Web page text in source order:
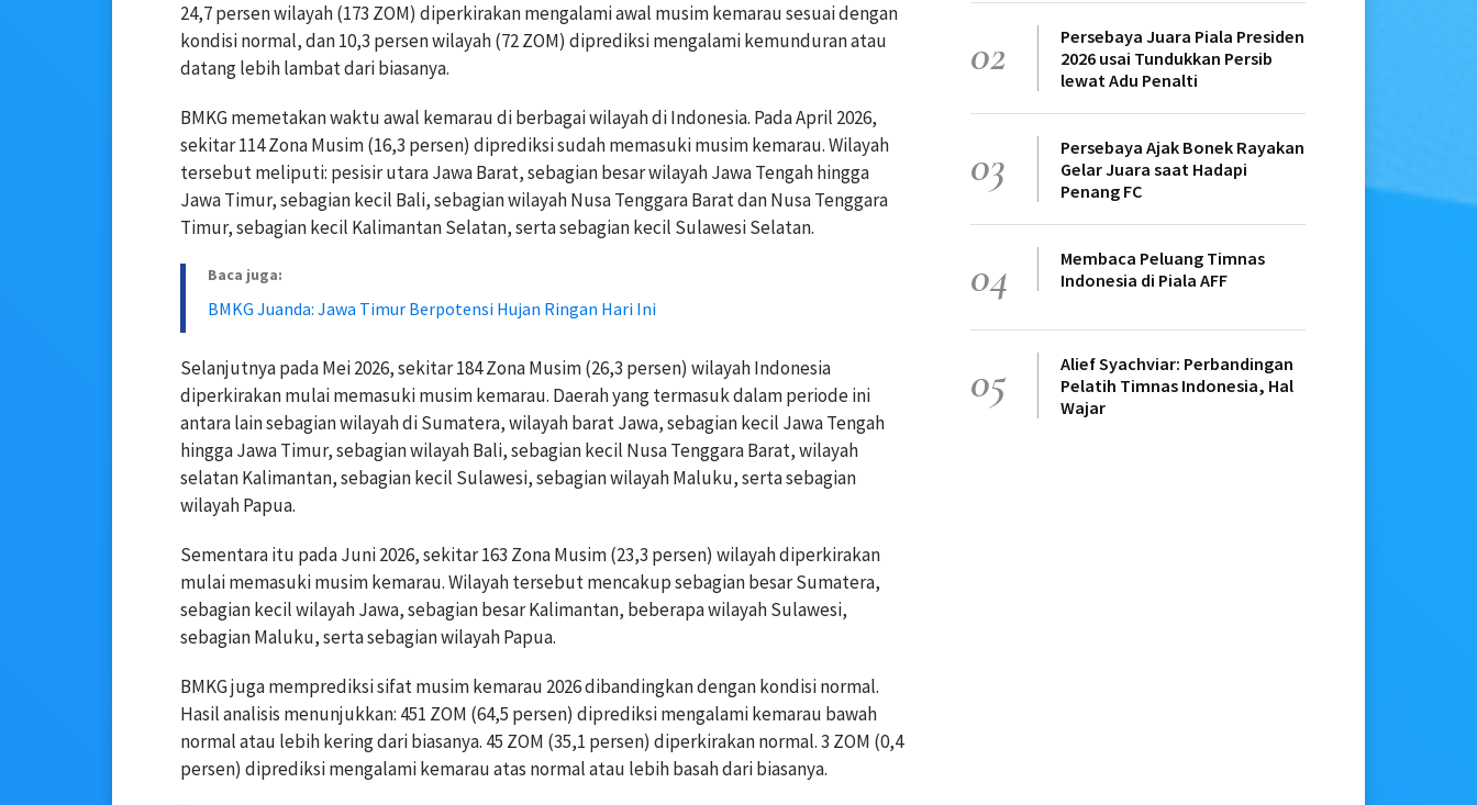
24,7 persen wilayah (173 ZOM) diperkirakan mengalami awal musim kemarau sesuai dengan
kondisi normal, dan 10,3 persen wilayah (72 ZOM) diprediksi mengalami kemunduran atau
datang lebih lambat dari biasanya.
BMKG memetakan waktu awal kemarau di berbagai wilayah di Indonesia. Pada April 2026,
sekitar 114 Zona Musim (16,3 persen) diprediksi sudah memasuki musim kemarau. Wilayah
tersebut meliputi: pesisir utara Jawa Barat, sebagian besar wilayah Jawa Tengah hingga
Jawa Timur, sebagian kecil Bali, sebagian wilayah Nusa Tenggara Barat dan Nusa Tenggara
Timur, sebagian kecil Kalimantan Selatan, serta sebagian kecil Sulawesi Selatan.
Baca juga:
BMKG Juanda: Jawa Timur Berpotensi Hujan Ringan Hari Ini
Selanjutnya pada Mei 2026, sekitar 184 Zona Musim (26,3 persen) wilayah Indonesia
diperkirakan mulai memasuki musim kemarau. Daerah yang termasuk dalam periode ini
antara lain sebagian wilayah di Sumatera, wilayah barat Jawa, sebagian kecil Jawa Tengah
hingga Jawa Timur, sebagian wilayah Bali, sebagian kecil Nusa Tenggara Barat, wilayah
selatan Kalimantan, sebagian kecil Sulawesi, sebagian wilayah Maluku, serta sebagian
wilayah Papua.
Sementara itu pada Juni 2026, sekitar 163 Zona Musim (23,3 persen) wilayah diperkirakan
mulai memasuki musim kemarau. Wilayah tersebut mencakup sebagian besar Sumatera,
sebagian kecil wilayah Jawa, sebagian besar Kalimantan, beberapa wilayah Sulawesi,
sebagian Maluku, serta sebagian wilayah Papua.
BMKG juga memprediksi sifat musim kemarau 2026 dibandingkan dengan kondisi normal.
Hasil analisis menunjukkan: 451 ZOM (64,5 persen) diprediksi mengalami kemarau bawah
normal atau lebih kering dari biasanya. 45 ZOM (35,1 persen) diperkirakan normal. 3 ZOM (0,4
persen) diprediksi mengalami kemarau atas normal atau lebih basah dari biasanya.
02
Persebaya Juara Piala Presiden
2026 usai Tundukkan Persib
lewat Adu Penalti
03
Persebaya Ajak Bonek Rayakan
Gelar Juara saat Hadapi
Penang FC
04
Membaca Peluang Timnas
Indonesia di Piala AFF
05
Alief Syachviar: Perbandingan
Pelatih Timnas Indonesia, Hal
Wajar